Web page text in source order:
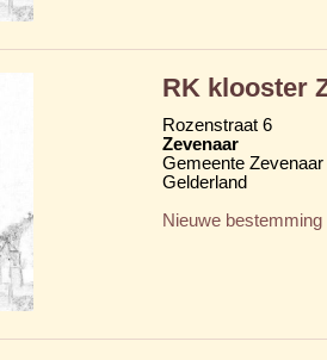
RK klooster
Rozenstraat 6
Zevenaar
Gemeente Zevenaar
Gelderland
Nieuwe bestemming